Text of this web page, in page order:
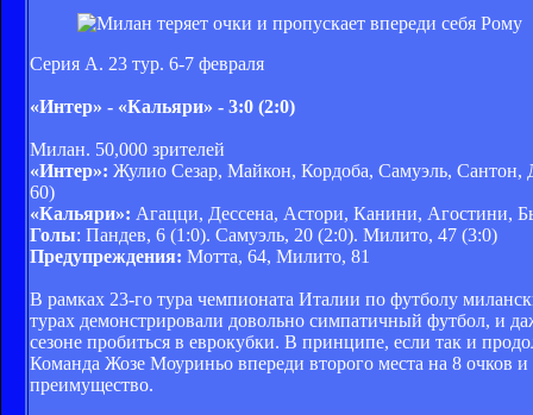
Серия А. 23 тур. 6-7 февраля
«Интер» - «Кальяри» - 3:0 (2:0)
Милан. 50,000 зрителей
«Интер»: Жулио Сезар, Майкон, Кордоба, Самуэль,
60)
«Кальяри»: Агацци, Дессена, Астори, Канини, Агостини,
Голы: Пандев, 6 (1:0). Самуэль, 20 (2:0). Милито, 47 (3:0)
Предупреждения: Мотта, 64, Милито, 81
В рамках 23-го тура чемпионата Италии по футболу
турах демонстрировали довольно симпатичный футбол, и
сезоне пробиться в еврокубки. В принципе, если так и
Команда Жозе Моуриньо впереди второго места на 8 очков
преимущество.